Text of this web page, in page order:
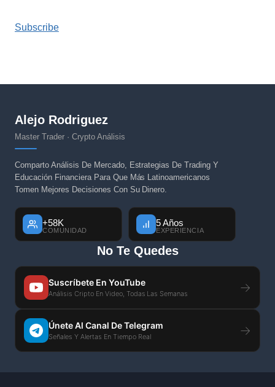
Subscribe
Alejo Rodriguez
Master Trader · Crypto Análisis
Comparto Análisis De Mercado, Estrategias De Trading Y
Educación Financiera Para Que Más Latinoamericanos
Tomen Mejores Decisiones Con Su Dinero.
+58K
COMUNIDAD
5 Años
EXPERIENCIA
No Te Quedes
Suscríbete En YouTube
Análisis Cripto En Video, Todas Las Semanas →
Únete Al Canal De Telegram
Señales Y Alertas En Tiempo Real →